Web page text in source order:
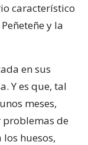
característico
y la
en sus
Y es que, tal
meses,
problemas de
huesos,